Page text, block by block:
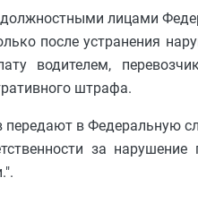
должностными лицами
после устранения
водителем,
штрафа.
передают в Федеральную
за нарушение